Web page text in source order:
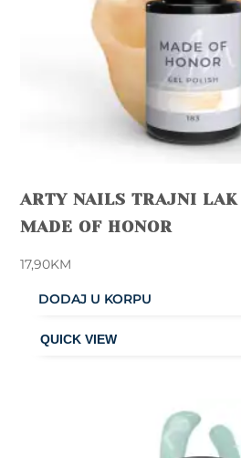
ARTY NAILS TRAJNI
MADE OF HONOR
17,90KM
DODAJ U KORPU